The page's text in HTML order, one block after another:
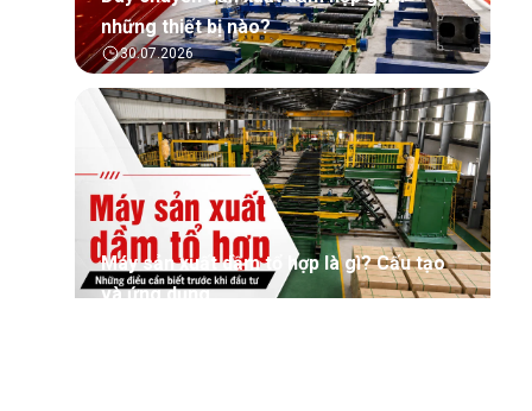
những thiết bị nào?
30.07.2026
Máy sản xuất dầm tổ hợp là gì? Cấu tạo
và ứng dụng